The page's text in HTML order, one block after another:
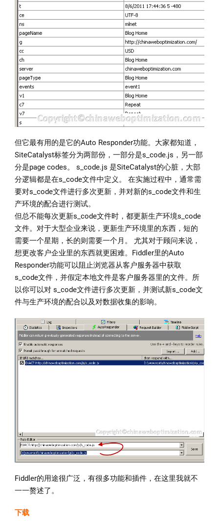
但它最有用的是它的Auto Responder功能。大家都知道，
SiteCatalyst标签分为两部份，一部分是s_code.js，另一部
分是page codes。 s_code.js 是SiteCatalyst的心脏，大部
分逻辑都是在s_code文件中定义。 在实施过程中，通常需
要对s_code文件进行多次更新，并对新的s_code文件和生
产环境的配合进行测试。
但总不能每次更新s_code文件时，都更新生产环境s_code
文件。对于大型企业来说，更新生产环境里的东西，短的
需要一个星期，长的则需要一个月。 尤其对于顾问来说，
想更改客户企业里的东西就更困难。Fiddler里的Auto
Responder功能可以阻止浏览器从客户服务器中获取
s_code文件，并假定本地文件是客户服务器里的文件。所
以你可以对 s_code文件进行多次更新，并测试新s_code文
件与生产环境的配合以及对数据收集的影响。
Fiddler的用途很广泛，有很多功能和插件，在这里我就不
一一赘述了。
下载